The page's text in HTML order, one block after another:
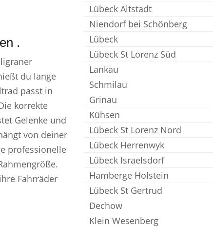
.
du lange
passt in
korrekte
Gelenke und
von deiner
professionelle
Fahrräder
Lübeck Altstadt
Niendorf bei Schönberg
Lübeck
Lübeck St Lorenz Süd
Lankau
Schmilau
Grinau
Kühsen
Lübeck St Lorenz Nord
Lübeck Herrenwyk
Lübeck Israelsdorf
Hamberge Holstein
Lübeck St Gertrud
Dechow
Klein Wesenberg